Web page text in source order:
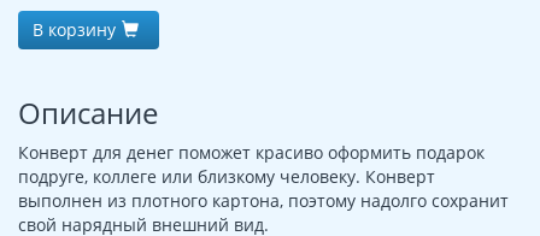
В корзину
Описание
Конверт для денег поможет красиво оформить подарок
подруге, коллеге или близкому человеку. Конверт
выполнен из плотного картона, поэтому надолго сохранит
свой нарядный внешний вид.